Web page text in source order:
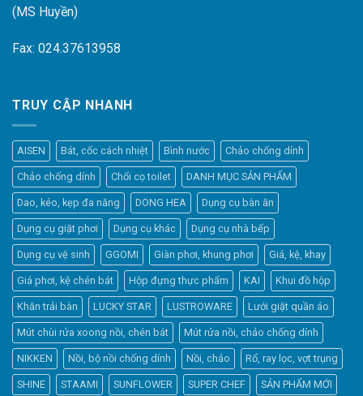
(MS Huyền)
Fax: 024.37613958
TRUY CẬP NHANH
AISEN Bát, cốc cách nhiệt Bình nước Chảo chống dính
Chảo chống dính Chổi cọ toilet DANH MỤC SẢN PHẨM
Dao, kéo, kẹp đa năng DONG HEA Dụng cụ bàn ăn
Dụng cụ giặt phơi Dụng cụ khác Dụng cụ nhà bếp
Dụng cụ vệ sinh GGOMI Giàn phơi, khung phơi Giá, kệ, khay
Giá phơi, kệ chén bát Hộp đựng thực phẩm KAI Khui đồ hộp
Khăn trải bàn LUCKY STAR LUSTROWARE Lưới giặt quần áo
Mút chùi rửa xoong nồi, chén bát Mút rửa nồi, chảo chống dính
NIKKEN Nồi, bộ nồi chống dính Nồi, chảo Rổ, ray lọc, vợt trụng
SHINE STAAMI SUNFLOWER SUPER CHEF SẢN PHẨM MỚI
Elfsight
Typically replies within a day